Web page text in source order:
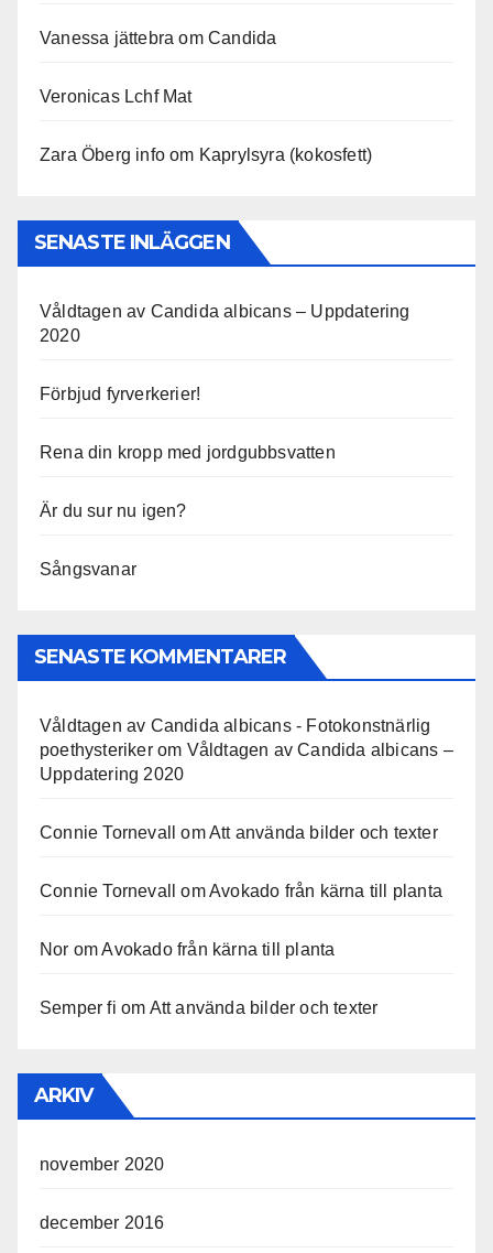
Vanessa jättebra om Candida
Veronicas Lchf Mat
Zara Öberg info om Kaprylsyra (kokosfett)
SENASTE INLÄGGEN
Våldtagen av Candida albicans – Uppdatering
2020
Förbjud fyrverkerier!
Rena din kropp med jordgubbsvatten
Är du sur nu igen?
Sångsvanar
SENASTE KOMMENTARER
Våldtagen av Candida albicans - Fotokonstnärlig
poethysterikerom Våldtagen av Candida albicans –
Uppdatering 2020
Connie Tornevall omAtt använda bilder och texter
Connie Tornevall omAvokado från kärna till planta
Nor omAvokado från kärna till planta
Semper fi om Att använda bilder och texter
ARKIV
november 2020
december 2016